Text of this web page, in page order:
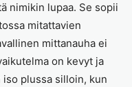
nimikin lupaa. Se sopii
mitattavien
mittanauha ei
on kevyt ja
iso plussa silloin, kun